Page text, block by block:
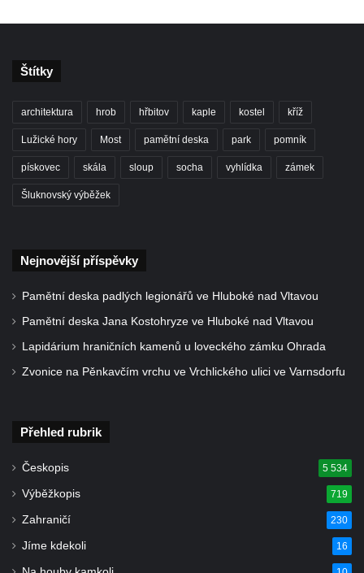
Štítky
architektura hrob hřbitov kaple kostel kříž
Lužické hory Most pamětní deska park pomník
pískovec skála sloup socha vyhlídka zámek
Šluknovský výběžek
Nejnovější příspěvky
Pamětní deska padlých legionářů ve Hluboké nad Vltavou
Pamětní deska Jana Kostohryze ve Hluboké nad Vltavou
Lapidárium hraničních kamenů u loveckého zámku Ohrada
Zvonice na Pěnkavčím vrchu ve Vrchlického ulici ve Varnsdorfu
Přehled rubrik
Českopis 5 534
Výběžkopis 719
Zahraničí 230
Jíme kdekoli 16